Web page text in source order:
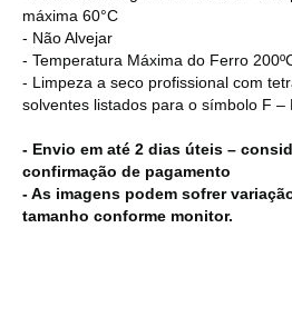
máxima 60°C
- Não Alvejar
- Temperatura Máxima do Ferro
- Limpeza a seco profissional com
solventes listados para o símbolo F –
- Envio em até 2 dias úteis –
confirmação de pagamento
- As imagens podem sofrer
tamanho conforme monitor.